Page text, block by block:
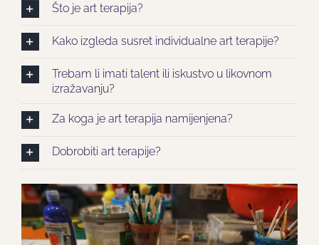
Što je art terapija?
Kako izgleda susret individualne art terapije?
Trebam li imati talent ili iskustvo u likovnom
izražavanju?
Za koga je art terapija namijenjena?
Dobrobiti art terapije?